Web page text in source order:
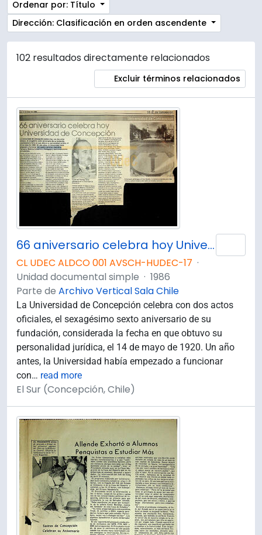
Ordenar por: Título
Dirección: Clasificación en orden ascendente
102 resultados directamente relacionados
Excluir términos relacionados
66 aniversario celebra hoy Universidad de Concepción
CL UDEC ALDCO 001 AVSCH-HUDEC-17 ·
Unidad documental simple · 1986
Parte de Archivo Vertical Sala Chile
La Universidad de Concepción celebra con dos actos
oficiales, el sexagésimo sexto aniversario de su
fundación, considerada la fecha en que obtuvo su
personalidad jurídica, el 14 de mayo de 1920. Un año
antes, la Universidad había empezado a funcionar
con… read more
El Sur (Concepción, Chile)